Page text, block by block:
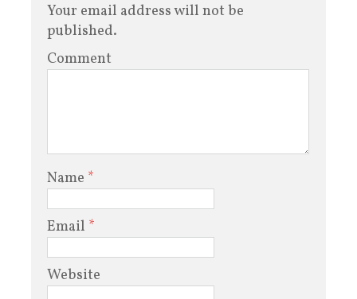
Your email address will not be
published.
Comment
Name *
Email *
Website